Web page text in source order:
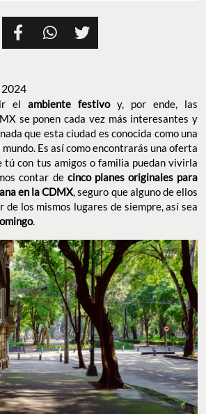
elambiente festivoy, por ende, las
se ponen cada vez más interesantes y
nada que esta ciudad es conocida como
el mundo. Es así como encontrarás una
que tú con tus amigos o familia puedan
queremos contar de cinco planes
este fin de semana en la CDMX, seguro
te convencerá de salir de los mismos